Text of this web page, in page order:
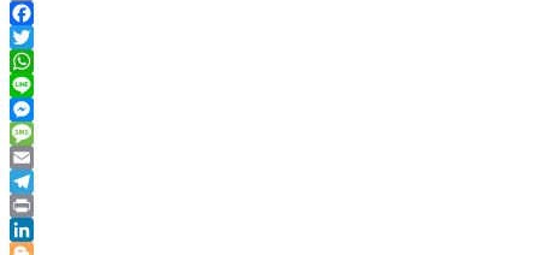
Copy
Link
Facebook
Twitter
WhatsApp
Line
Messenger
Message
Email
Telegram
Print